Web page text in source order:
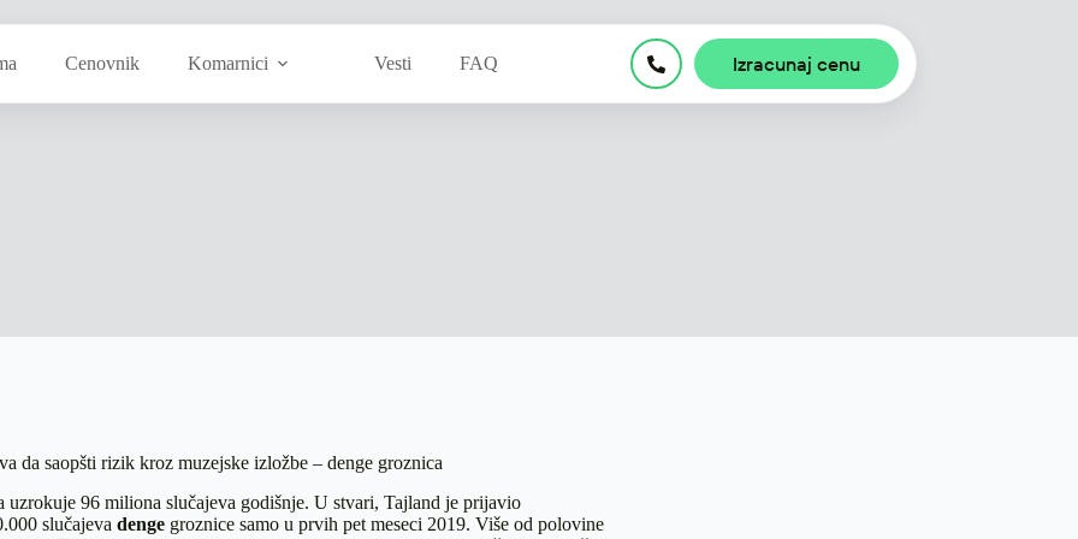
Cenovnik Komarnici Vesti FAQ Izracunaj cenu
da saopšti rizik kroz muzejske izložbe – denge groznica
uzrokuje 96 miliona slučajeva godišnje. U stvari, Tajland je prijavio
slučajeva denge groznice samo u prvih pet meseci 2019. Više od polovine